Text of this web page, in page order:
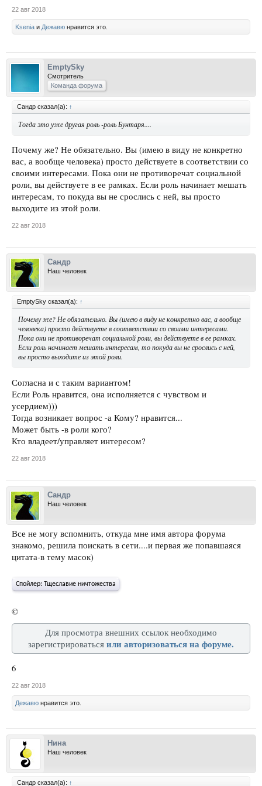
22 авг 2018
Ksenia и Дежавю нравится это.
EmptySky
Смотритель
Команда форума
Сандр сказал(а): ↑
Тогда это уже другая роль -роль Бунтаря....
Почему же? Не обязательно. Вы (имею в виду не конкретно
вас, а вообще человека) просто действуете в соответствии со
своими интересами. Пока они не противоречат социальной
роли, вы действуете в ее рамках. Если роль начинает мешать
интересам, то покуда вы не срослись с ней, вы просто
выходите из этой роли.
22 авг 2018
Сандр
Наш человек
EmptySky сказал(а): ↑
Почему же? Не обязательно. Вы (имею в виду не конкретно вас, а вообще
человека) просто действуете в соответствии со своими интересами.
Пока они не противоречат социальной роли, вы действуете в ее рамках.
Если роль начинает мешать интересам, то покуда вы не срослись с ней,
вы просто выходите из этой роли.
Согласна и с таким вариантом!
Если Роль нравится, она исполняется с чувством и
усердием)))
Тогда возникает вопрос -а Кому? нравится...
Может быть -в роли кого?
Кто владеет/управляет интересом?
22 авг 2018
Сандр
Наш человек
Все не могу вспомнить, откуда мне имя автора форума
знакомо, решила поискать в сети....и первая же попавшаяся
цитата-в тему масок)
Спойлер: Тщеславие ничтожества
©
Для просмотра внешних ссылок необходимо
зарегистрироваться или авторизоваться на форуме.
6
22 авг 2018
Дежавю нравится это.
Нина
Наш человек
Сандр сказал(а): ↑